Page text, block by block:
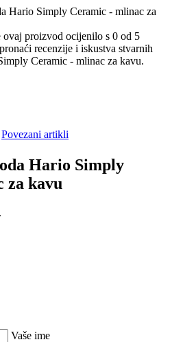
Hario Simply Ceramic - mlinac za
ovaj proizvod ocijenilo s 0 od 5
recenzije i iskustva stvarnih
Ceramic - mlinac za kavu.
Povezani artikli
Hario Simply
za kavu
Vaše ime